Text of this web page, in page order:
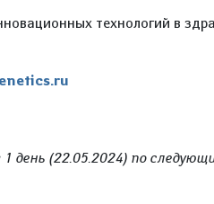
технологий в
день (22.05.2024) по